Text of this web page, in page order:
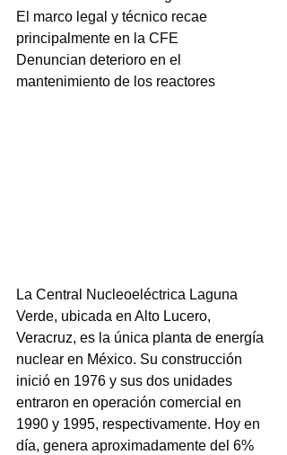
El marco legal y técnico recae
principalmente en la CFE
Denuncian deterioro en el
mantenimiento de los reactores
La Central Nucleoeléctrica Laguna
Verde, ubicada en Alto Lucero,
Veracruz, es la única planta de energía
nuclear en México. Su construcción
inició en 1976 y sus dos unidades
entraron en operación comercial en
1990 y 1995, respectivamente. Hoy en
día, genera aproximadamente del 6%